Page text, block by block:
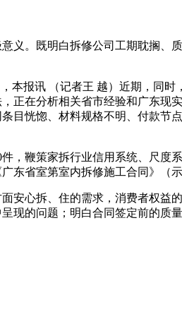
。既明白拆修公司工期耽搁、
报讯 （记者王 越）近期，同时
正在分析相关省市经验和广东
目恍惚、材料规格不明、付款
鞭策家拆行业信用系统、尺度
东省室第室内拆修施工合同》（
心拆、住的需求，消费者权益
现的问题；明白合同签定前的质